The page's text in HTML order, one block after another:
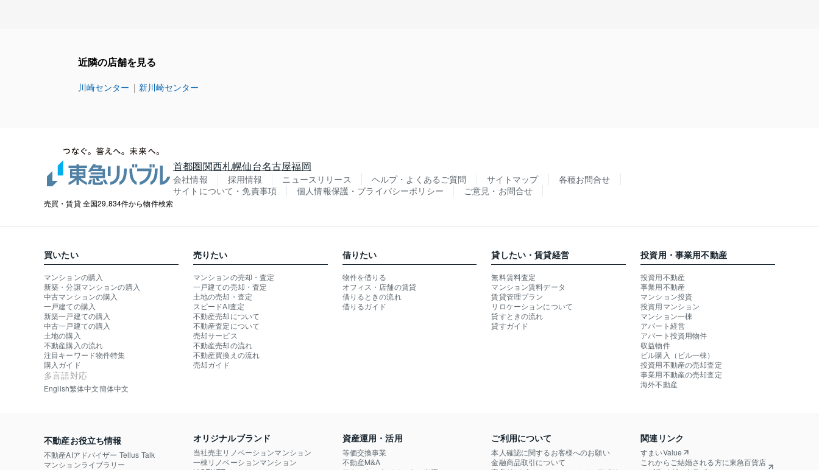
近隣の店舗を見る
川崎センター 新川崎センター
売買・賃貸 全国29,834件から物件検索
首都圏関西札幌仙台名古屋福岡
会社情報 採用情報 ニュースリリース ヘルプ・よくあるご質問 サイトマップ
各種お問合せ
サイトについて・免責事項
個人情報保護・プライバシーポリシー ご意見・お問合せ
買いたい
マンションの購入
新築・分譲マンションの購入
中古マンションの購入
一戸建ての購入
新築一戸建ての購入
中古一戸建ての購入
土地の購入
不動産購入の流れ
注目キーワード物件特集
購入ガイド
多言語対応
English繁体中文簡体中文
売りたい
マンションの売却・査定
一戸建ての売却・査定
土地の売却・査定
スピードAI査定
不動産売却について
不動産査定について
売却サービス
不動産売却の流れ
不動産買換えの流れ
売却ガイド
借りたい
物件を借りる
オフィス・店舗の賃貸
借りるときの流れ
借りるガイド
貸したい・賃貸経営
無料賃料査定
マンション賃料データ
賃貸管理プラン
リロケーションについて
貸すときの流れ
貸すガイド
投資用・事業用不動産
投資用不動産
事業用不動産
マンション投資
投資用マンション
マンション一棟
アパート経営
アパート投資用物件
収益物件
ビル購入（ビル一棟）
投資用不動産の売却査定
事業用不動産の売却査定
海外不動産
不動産お役立ち情報
不動産AIアドバイザー Tellus Talk
マンションライブラリー
オリジナルブランド
当社売主リノベーションマンション
一棟リノベーションマンション
資産運用・活用
等価交換事業
不動産M&A
ご利用について
本人確認に関するお客様へのお願い
金融商品取引について
関連リンク
すまいValue
これからご結婚される方に東急百貨店